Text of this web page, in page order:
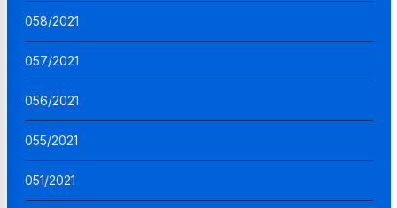
058/2021
057/2021
056/2021
055/2021
051/2021